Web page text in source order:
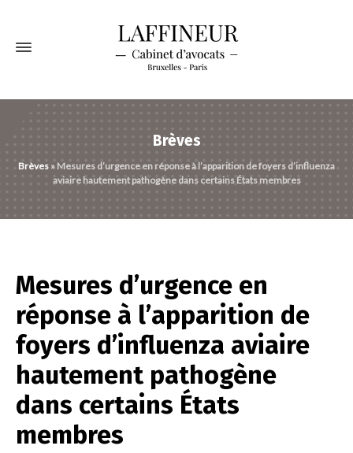
Brèves
Brèves » Mesures d’urgence en réponse à l’apparition de foyers d’influenza
aviaire hautement pathogène dans certains États membres
Mesures d’urgence en
réponse à l’apparition de
foyers d’influenza aviaire
hautement pathogène
dans certains États
membres